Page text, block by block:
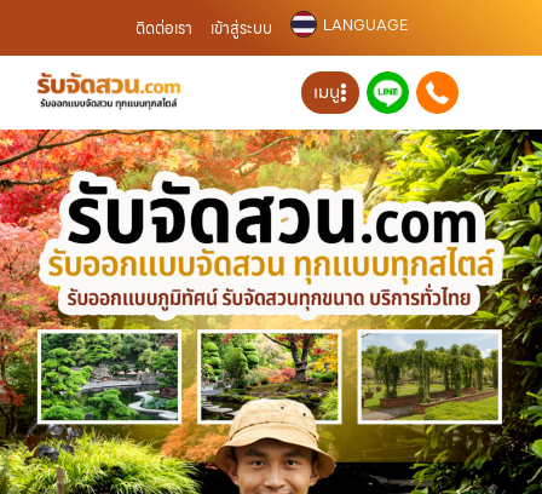
ติดต่อเรา เข้าสู่ระบบ LANGUAGE
เมนู